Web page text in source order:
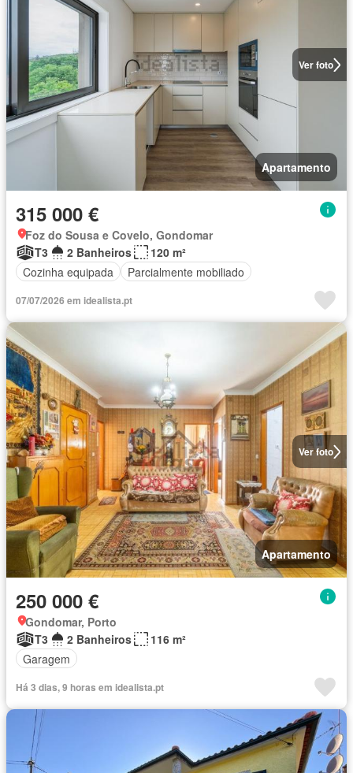
Ver foto
Apartamento
315 000 €
Foz do Sousa e Covelo, Gondomar
T3
2 Banheiros
120 m²
Cozinha equipada
Parcialmente mobiliado
07/07/2026 em idealista.pt
Ver foto
Apartamento
250 000 €
Gondomar, Porto
T3
2 Banheiros
116 m²
Garagem
Há 3 dias, 9 horas em idealista.pt